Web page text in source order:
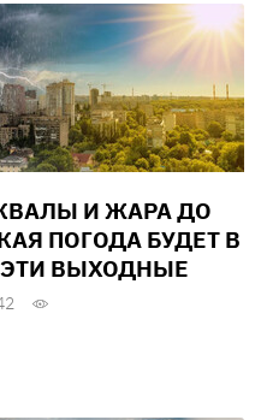
И ЖАРА ДО
ПОГОДА БУДЕТ В
ЭТИ ВЫХОДНЫЕ